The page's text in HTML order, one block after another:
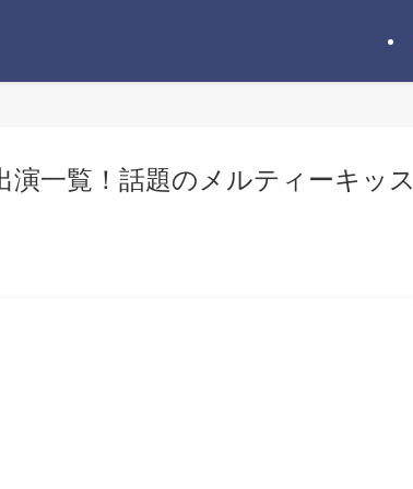
演一覧！話題のメルティーキッス